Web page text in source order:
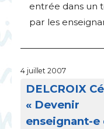
entrée dans un
par les
4 juillet 2007
DELCROIX
« Devenir
enseignant-e